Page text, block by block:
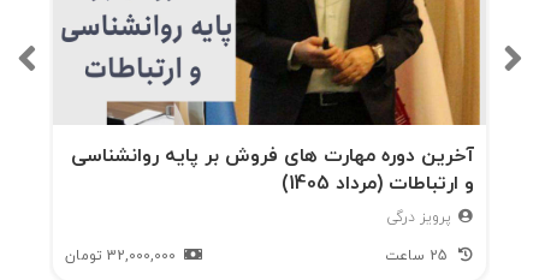
و...
آخرین دوره مهارت های فروش بر پایه روانشناسی
و ارتباطات (مرداد 1405)
پرویز درگی
32,000,000 تومان